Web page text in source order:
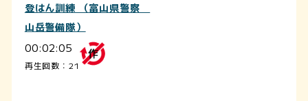
登はん訓練 （富山県警察
山岳警備隊）
00:02:05
再生回数：21